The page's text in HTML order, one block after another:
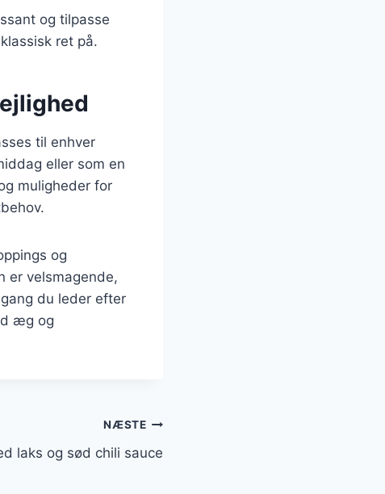
og tilpasse
ret på.
til enhver
eller som en
muligheder for
og
er velsmagende,
du leder efter
æg og
NÆSTE
laks og sød chili sauce